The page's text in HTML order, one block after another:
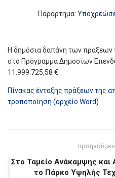
Παράρτημα:
Η δημόσια δαπάνη των πράξεων
στο Πρόγραμμα Δημοσίων
11.999.725,58 €
Πίνακας ένταξης πράξεων της
τροποποίηση (αρχείο Word)
Στο Ταμείο Ανάκαμψης και
το Πάρκο Υψηλής